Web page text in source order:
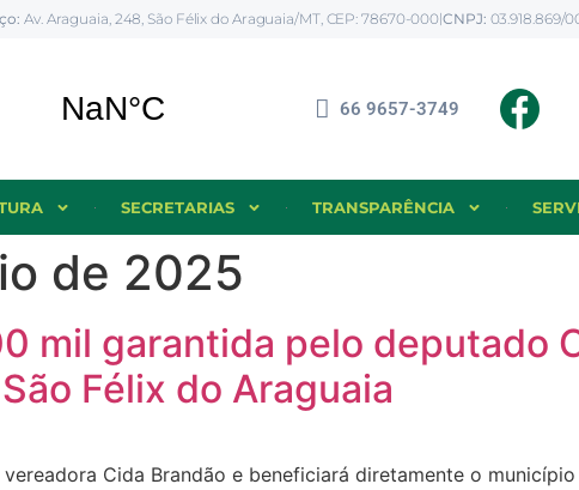
Av. Araguaia, 248, São Félix do Araguaia/MT, CEP: 78670-000|CNPJ: 03.918.869/
66 9657-3749
SECRETARIAS TRANSPARÊNCIA
de 2025
mil garantida pelo deputado
Félix do Araguaia
Cida Brandão e beneficiará diretamente o